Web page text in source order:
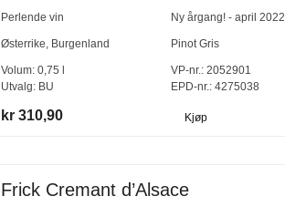
Perlende vin Ny årgang! - april 2022
Østerrike Burgenland Pinot Gris
Volum: 0,75 l
Utvalg: BU
VP-nr.:2052901
EPD-nr.: 4275038
kr 310,90 Kjøp
Frick Cremant d’Alsace